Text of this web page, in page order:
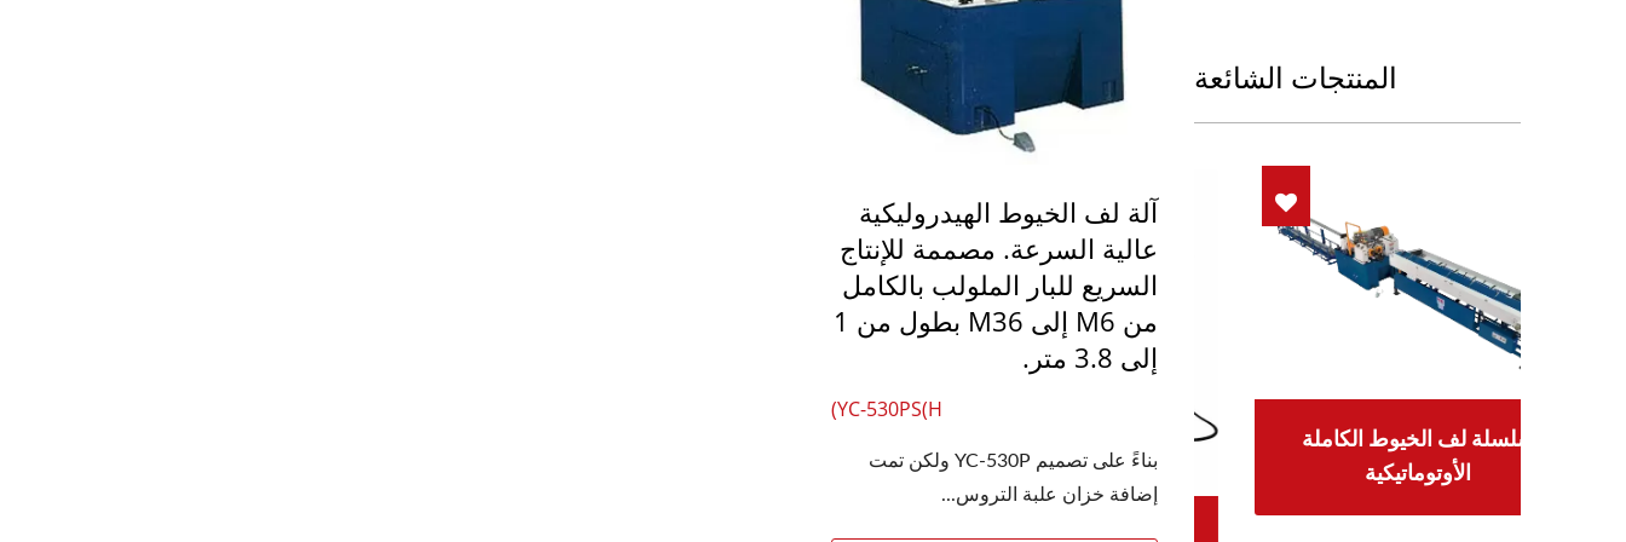
آلة لف الخيوط الهيدروليكية
عالية السرعة. مصممة للإنتاج
السريع للبار الملولب بالكامل
من M6 إلى M36 بطول من 1
إلى 3.8 متر.
YC-530PS(H)
بناءً على تصميم YC-530P ولكن تمت
إضافة خزان علبة التروس...
المنتجات الشائعة
YC-1200 رقمنة
سلسلة لف الخيوط الكاملة
الأوتوماتيكية